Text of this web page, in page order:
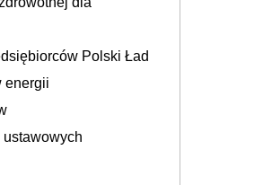
Polski Ład
energii
ustawowych